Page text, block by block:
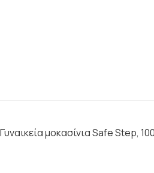
Γυναικεία μοκασίνια Safe Step,